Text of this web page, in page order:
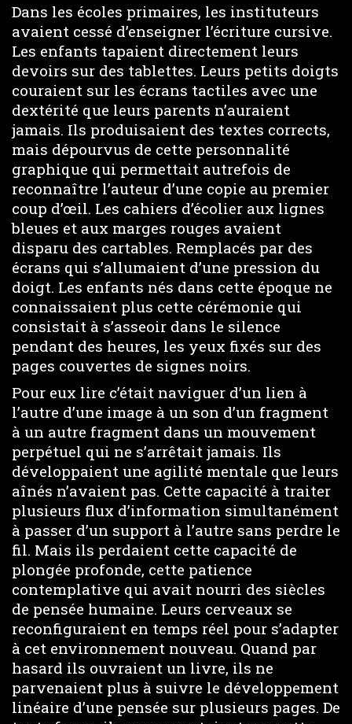
Dans les écoles primaires, les instituteurs
avaient cessé d’enseigner l’écriture cursive.
Les enfants tapaient directement leurs
devoirs sur des tablettes. Leurs petits doigts
couraient sur les écrans tactiles avec une
dextérité que leurs parents n’auraient
jamais. Ils produisaient des textes corrects,
mais dépourvus de cette personnalité
graphique qui permettait autrefois de
reconnaître l’auteur d’une copie au premier
coup d’œil. Les cahiers d’écolier aux lignes
bleues et aux marges rouges avaient
disparu des cartables. Remplacés par des
écrans qui s’allumaient d’une pression du
doigt. Les enfants nés dans cette époque ne
connaissaient plus cette cérémonie qui
consistait à s’asseoir dans le silence
pendant des heures, les yeux fixés sur des
pages couvertes de signes noirs.
Pour eux lire c’était naviguer d’un lien à
l’autre d’une image à un son d’un fragment
à un autre fragment dans un mouvement
perpétuel qui ne s’arrêtait jamais. Ils
développaient une agilité mentale que leurs
aînés n’avaient pas. Cette capacité à traiter
plusieurs flux d’information simultanément
à passer d’un support à l’autre sans perdre le
fil. Mais ils perdaient cette capacité de
plongée profonde, cette patience
contemplative qui avait nourri des siècles
de pensée humaine. Leurs cerveaux se
reconfiguraient en temps réel pour s’adapter
à cet environnement nouveau. Quand par
hasard ils ouvraient un livre, ils ne
parvenaient plus à suivre le développement
linéaire d’une pensée sur plusieurs pages. De